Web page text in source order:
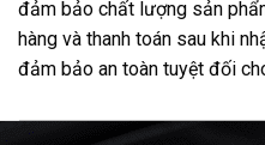
đảm bảo chất lượng sản
hàng và thanh toán sau khi
đảm bảo an toàn tuyệt đối